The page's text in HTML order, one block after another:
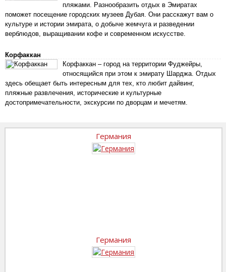
пляжами. Разнообразить отдых в Эмиратах
поможет посещение городских музеев Дубая. Они расскажут вам о
культуре и истории эмирата, о добыче жемчуга и разведении
верблюдов, выращивании кофе и современном искусстве.
Корфаккан
Корфаккан – город на территории Фуджейры,
относящийся при этом к эмирату Шарджа. Отдых
здесь обещает быть интересным для тех, кто любит дайвинг,
пляжные развлечения, исторические и культурные
достопримечательности, экскурсии по дворцам и мечетям.
Германия
Германия